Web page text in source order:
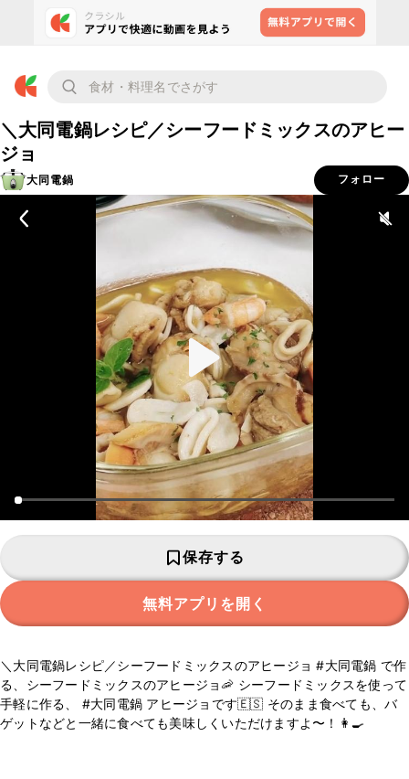
＼大同電鍋レシピ／シーフードミックスのアヒー
ジョ
大同電鍋 フォロー
保存する
無料アプリを開く
＼大同電鍋レシピ／シーフードミックスのアヒージョ #大同電鍋 で作
る、シーフードミックスのアヒージョ🦐 シーフードミックスを使って
手軽に作る、 #大同電鍋 アヒージョです🇪🇸 そのまま食べても、バ
ゲットなどと一緒に食べても美味しくいただけますよ〜！👩‍🍳